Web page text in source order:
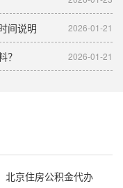
2026-01-21
间说明
2026-01-21
？
北京住房公积金代办